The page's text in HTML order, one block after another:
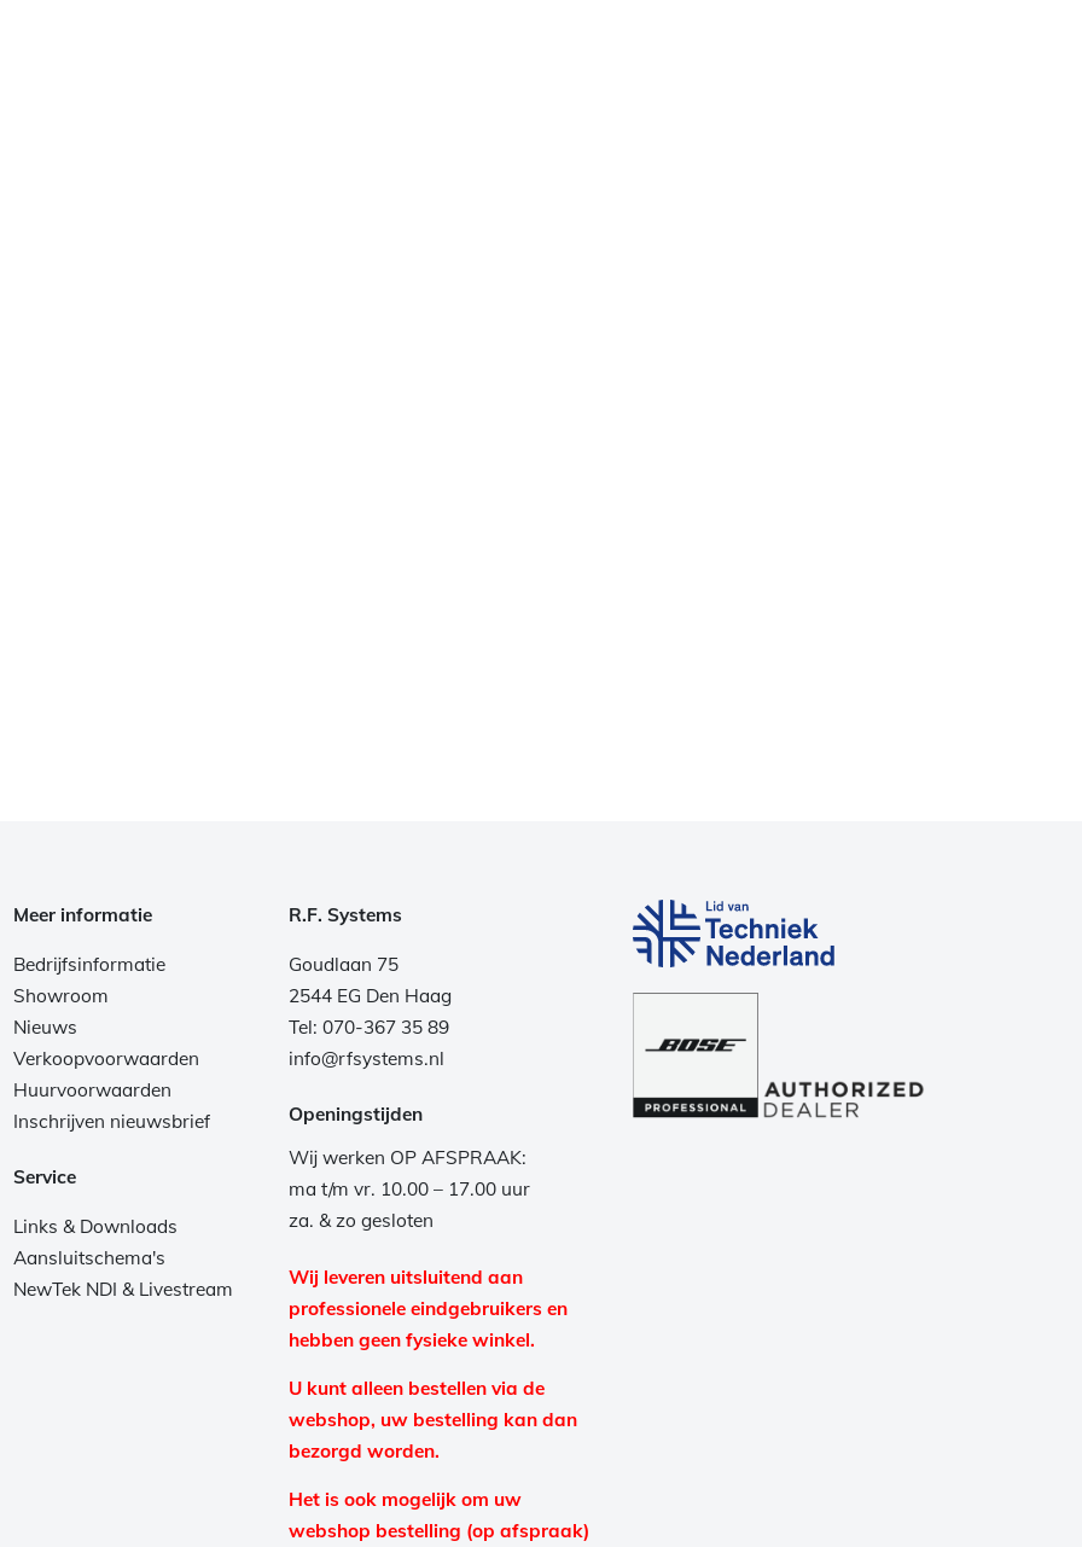
Meer informatie
Bedrijfsinformatie
Showroom
Nieuws
Verkoopvoorwaarden
Huurvoorwaarden
Inschrijven nieuwsbrief
Service
Links & Downloads
Aansluitschema's
NewTek NDI & Livestream
R.F. Systems
Goudlaan 75
2544 EG Den Haag
Tel: 070-367 35 89
info@rfsystems.nl
Openingstijden
Wij werken OP AFSPRAAK:
ma t/m vr. 10.00 – 17.00 uur
za. & zo gesloten
Wij leveren uitsluitend aan
professionele eindgebruikers en
hebben geen fysieke winkel.
U kunt alleen bestellen via de
webshop, uw bestelling kan dan
bezorgd worden.
Het is ook mogelijk om uw
webshop bestelling (op afspraak)